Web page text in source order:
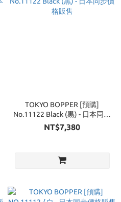
TOKYO BOPPER [預購]
No.11122 Black (黒) - 日本同步
價格販售
NT$7,380